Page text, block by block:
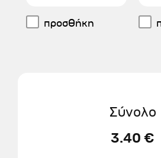
προσθήκη
Σύνολο
3.40 €